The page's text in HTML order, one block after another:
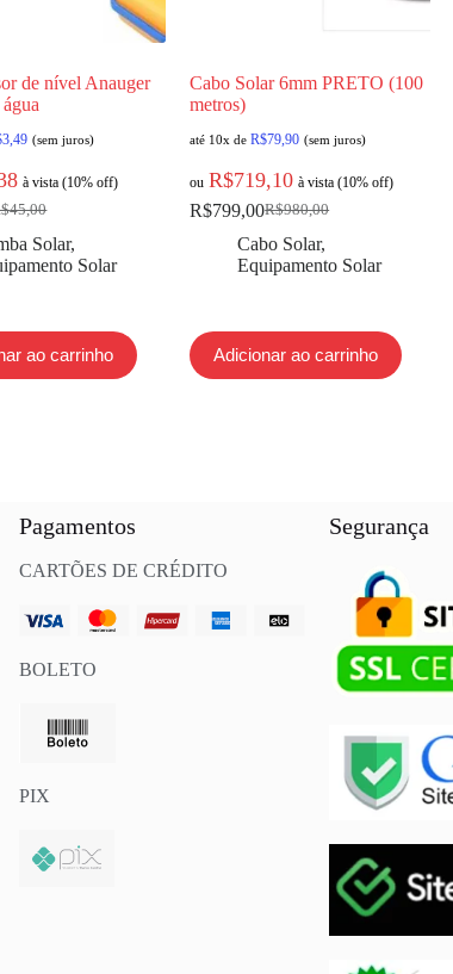
de nível Anauger
3,49 (sem juros)
à vista (10% off)
45,00
Solar,
Solar
ao carrinho
Cabo Solar 6mm PRETO (100
metros)
até 10x deR$79,90 (sem juros)
ou R$719,10 à vista (10% off)
R$980,00
R$799,00
Cabo Solar,
Equipamento Solar
Adicionar ao carrinho
Pagamentos
CARTÕES DE CRÉDITO
BOLETO
PIX
Segurança